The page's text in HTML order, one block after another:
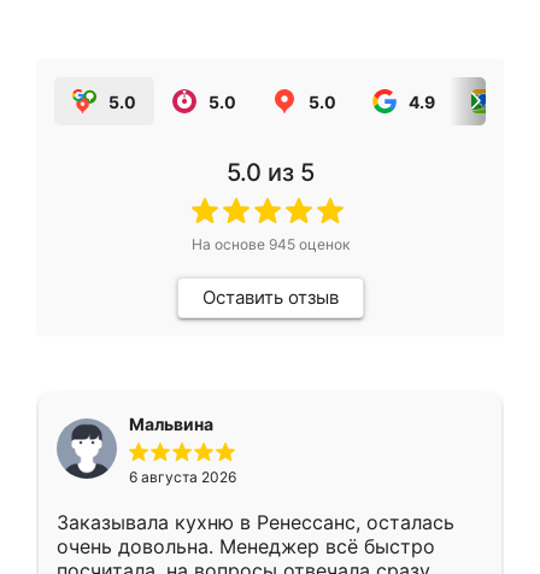
5.0 5.0 5.0 4.9
5.0 из 5
На основе 945оценок
Оставить отзыв
Мальвина
6 августа 2026
Заказывала кухню в Ренессанс, осталась
очень довольна. Менеджер всё быстро